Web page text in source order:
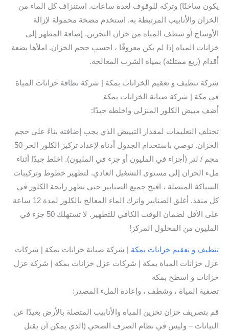
يكون ساخنًا) وتركه للوقوف لعدة ساعات. استنزاف كل الماء من
الخزان والأنابيب المرتبطة به. استخدم مضخة محمولة لإزالة
الأوساخ أو شطف المياه من خزان التخزين. إضافة المطهر إلى
خزانات المياه إذا لم يكن معروفًا ، احسب حجم الخزان. املأها بضعة
أقدام (ربع ممتلئة) بمياه الشرب المعالجة.
شركة تنظيف و تعقيم الخزانات بمكة | شركة نظافة خزانات المياة
في مكة | شركة صيانة الخزانات بمكة
أضف مبيض الكلور المنزلي واخلطه جيدًا:
تختلف التعليمات لمقدار التبييض الذي يجب إضافته بناءً على حجم
الخزان. نوصي باستخدام الجدول أدناه لإعداد تركيز الكلور الحر 50
مجم / لتر (أجزاء في المليون أو جزء في المليون). اخلط جيدًا أثناء
ملء الخزان إلى مستوى التشغيل العادي. لتطهير خطوط وتركيبات
السباكة المتصلة ، افتح جميع الصنابير حتى تظهر رائحة الكلور في
كل منفذ. أغلق الصنابير واترك الماء المعالج بالكلور لمدة 12 ساعة
على الأقل لضمان الوقت الكافي للتطهير. لا تستهلك 50 جزء في
المليون من المحلول المركز!
تنظيف و تعقيم خزانات بمكة | شركة صيانة خزانات بمكة | شركات
عزل خزانات المياة بمكة | شركات عزل خزانات بمكة | شركة عزل
خزانات و اسطح بمكة
تصفية المياة ، وشطف ، وإعادة الملء المصدر:
قم بتصريف خزان تخزين المياه والأنابيب المتصلة بالأرض بعيدًا عن
النباتات – وليس في نظام الصرف الصحي (الذي يمكن أن يقتل